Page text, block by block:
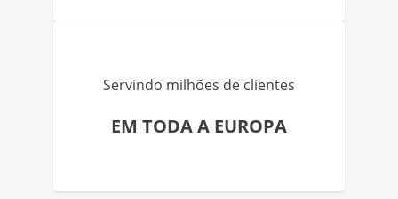
Servindo milhões de clientes
EM TODA A EUROPA